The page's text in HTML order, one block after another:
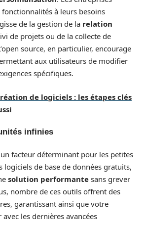
à leurs besoins
de la gestion de la relation
de projets ou de la collecte de
source, en particulier, encourage
aux utilisateurs de modifier
spécifiques.
de logiciels : les étapes clés
infinies
facteur déterminant pour les petites
logiciels de base de données gratuits,
solution performante sans grever
nombre de ces outils offrent des
garantissant ainsi que votre
les dernières avancées